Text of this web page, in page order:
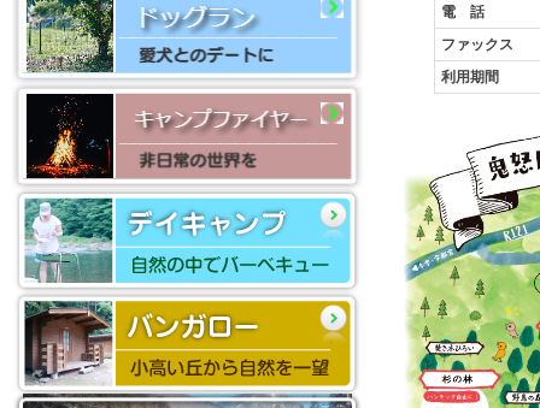
電 話
ファックス
利用期間